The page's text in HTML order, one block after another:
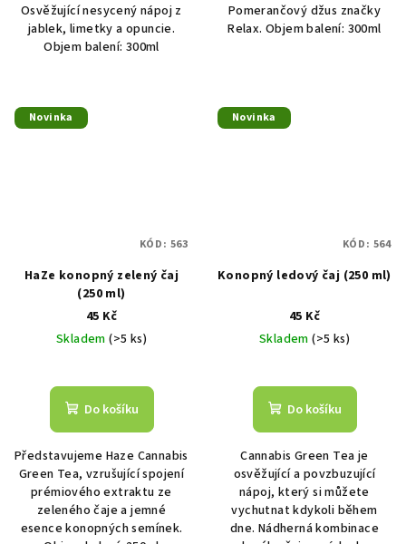
Osvěžující nesycený nápoj z
jablek, limetky a opuncie.
Objem balení: 300ml
Pomerančový džus značky
Relax. Objem balení: 300ml
Novinka
HaZe konopný zelený čaj
(250 ml)
45 Kč
Skladem(>5 ks)
Do košíku
Představujeme Haze Cannabis
Green Tea, vzrušující spojení
prémiového extraktu ze
zeleného čaje a jemné
esence konopných semínek.
KÓD: 563
Novinka
Konopný ledový čaj (250 ml)
45 Kč
Skladem(>5 ks)
Do košíku
Cannabis Green Tea je
osvěžující a povzbuzující
nápoj, který si můžete
vychutnat kdykoli během
dne. Nádherná kombinace
KÓD: 564